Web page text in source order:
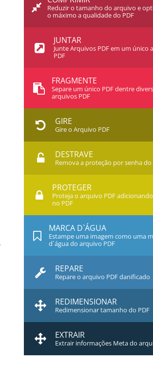
Reduzir o tamanho do arquivo e
o máximo a qualidade do PDF
JUNTAR
Junte Arquivos PDF em um único
PDF
FRAGMENTE
Separe um único PDF dentre
arquivos PDF
GIRE
Gire o Arquivo PDF
DESTRAVE
Remova a proteção por senha do
PROTEGER
Proteja o arquivo PDF
no PDF
MARCA D`ÁGUA
Estampe uma imagem como uma
d`água do arquivo PDF
REPARE
Repare o arquivo PDF danificado
REDIMENSIONAR
Redimensionar tamanho do PDF
EXTRAIR
Extrair informações Meta do